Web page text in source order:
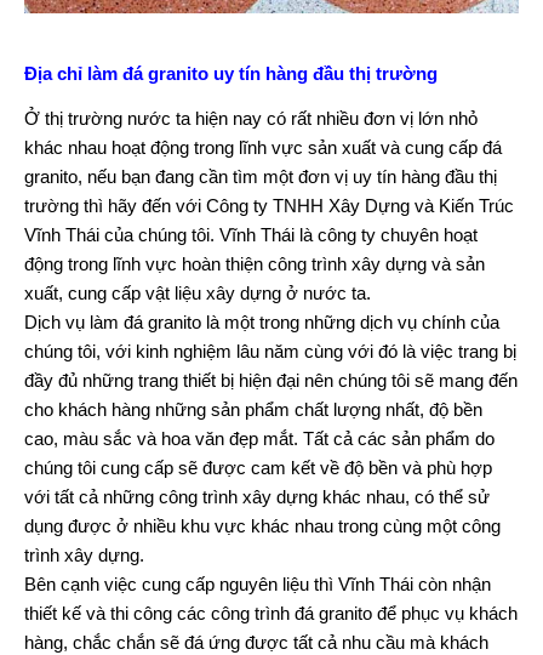
Địa chỉ làm đá granito uy tín hàng đầu thị trường
Ở thị trường nước ta hiện nay có rất nhiều đơn vị lớn nhỏ
khác nhau hoạt động trong lĩnh vực sản xuất và cung cấp đá
granito, nếu bạn đang cần tìm một đơn vị uy tín hàng đầu thị
trường thì hãy đến với Công ty TNHH Xây Dựng và Kiến Trúc
Vĩnh Thái của chúng tôi. Vĩnh Thái là công ty chuyên hoạt
động trong lĩnh vực hoàn thiện công trình xây dựng và sản
xuất, cung cấp vật liệu xây dựng ở nước ta.
Dịch vụ làm đá granito là một trong những dịch vụ chính của
chúng tôi, với kinh nghiệm lâu năm cùng với đó là việc trang bị
đầy đủ những trang thiết bị hiện đại nên chúng tôi sẽ mang đến
cho khách hàng những sản phẩm chất lượng nhất, độ bền
cao, màu sắc và hoa văn đẹp mắt. Tất cả các sản phẩm do
chúng tôi cung cấp sẽ được cam kết về độ bền và phù hợp
với tất cả những công trình xây dựng khác nhau, có thể sử
dụng được ở nhiều khu vực khác nhau trong cùng một công
trình xây dựng.
Bên cạnh việc cung cấp nguyên liệu thì Vĩnh Thái còn nhận
thiết kế và thi công các công trình đá granito để phục vụ khách
hàng, chắc chắn sẽ đá ứng được tất cả nhu cầu mà khách